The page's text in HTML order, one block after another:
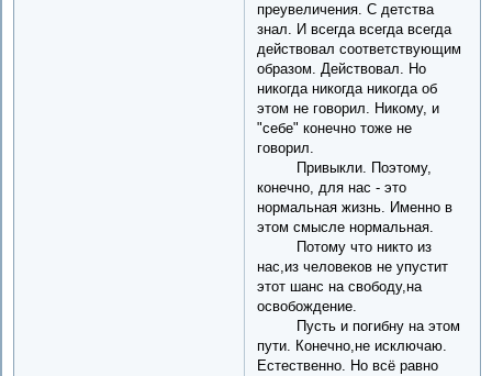
преувеличения. С детства
знал. И всегда всегда всегда
действовал соответствующим
образом. Действовал. Но
никогда никогда никогда об
этом не говорил. Никому, и
"себе" конечно тоже не
говорил.
Привыкли. Поэтому,
конечно, для нас - это
нормальная жизнь. Именно в
этом смысле нормальная.
Потому что никто из
нас,из человеков не упустит
этот шанс на свободу,на
освобождение.
Пусть и погибну на этом
пути. Конечно,не исключаю.
Естественно. Но всё равно